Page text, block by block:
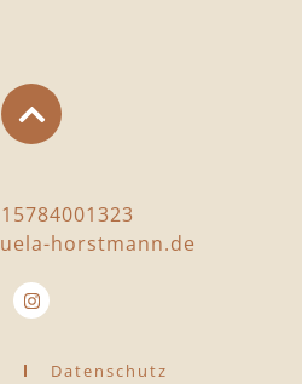
horstmann.de
Datenschutz